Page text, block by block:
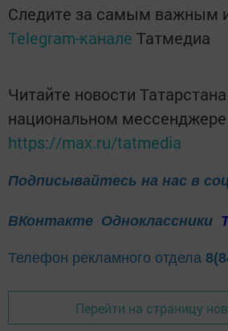
Следите за самым важным
Telegram-канале Татмедиа
Читайте новости
национальном
https://max.ru/tatmedia
Подписывайтесь на нас в
ВКонтакте Одноклассники
Телефон рекламного отдела
Перейти на страницу